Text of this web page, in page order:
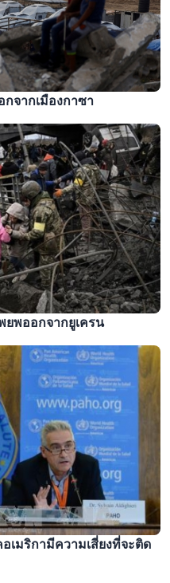
จากเมืองกาซา
พออกจากยูเครน
มริกามีความเสี่ยงที่จะติด